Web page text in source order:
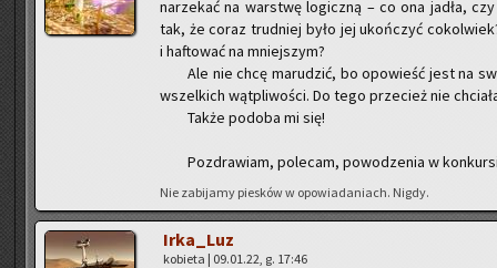
na­rze­kać na war­stwę lo­gicz­ną – co ona jadła,
tak, że coraz trud­niej było jej ukoń­czyć
i ha­fto­wać na mniej­szym?
Ale nie chcę ma­ru­dzić, bo opo­wieść jest na
wszel­kich wąt­pli­wo­ści. Do tego prze­cież nie
Także po­do­ba mi się!
Po­zdra­wiam, po­le­cam, po­wo­dze­nia w
Nie za­bi­ja­my pie­sków w opo­wia­da­niach. Nigdy.
Ir­ka­_Luz
ko­bie­ta | 09.01.22, g. 17:46